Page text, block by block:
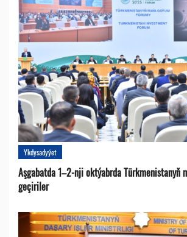
Ykdysadyýet
Aşgabatda 1–2-nji oktýabrda Türkmenistanyň
geçiriler